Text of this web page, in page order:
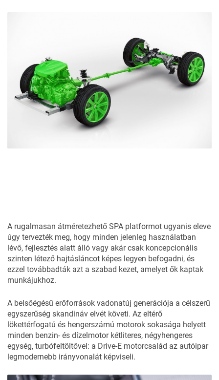
A rugalmasan átméretezhető SPA platformot ugyanis eleve
úgy tervezték meg, hogy minden jelenleg használatban
lévő, fejlesztés alatt álló vagy akár csak koncepcionális
szinten létező hajtásláncot képes legyen befogadni, és
ezzel továbbadták azt a szabad kezet, amelyet ők kaptak
munkájukhoz.
A belsőégésű erőforrások vadonatúj generációja a célszerű
egyszerűség skandináv elvét követi. Az eltérő
lökettérfogatú és hengerszámú motorok sokasága helyett
minden benzin- és dízelmotor kétliteres, négyhengeres
egység, turbófeltöltővel: a Drive-E motorcsalád az autóipar
legmodernebb irányvonalát képviseli.